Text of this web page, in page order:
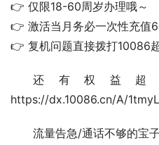
👉 仅限18-60周岁办理哦～
👉 激活当月务必一次性充值
👉 复机问题直接拨打10086
还有权益
https://dx.10086.cn/A/
流量告急/通话不够的宝